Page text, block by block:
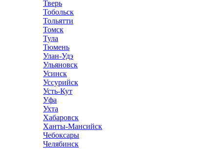
Тверь
Тобольск
Тольятти
Томск
Тула
Тюмень
Улан-Удэ
Ульяновск
Усинск
Уссурийск
Усть-Кут
Уфа
Ухта
Хабаровск
Ханты-Мансийск
Чебоксары
Челябинск